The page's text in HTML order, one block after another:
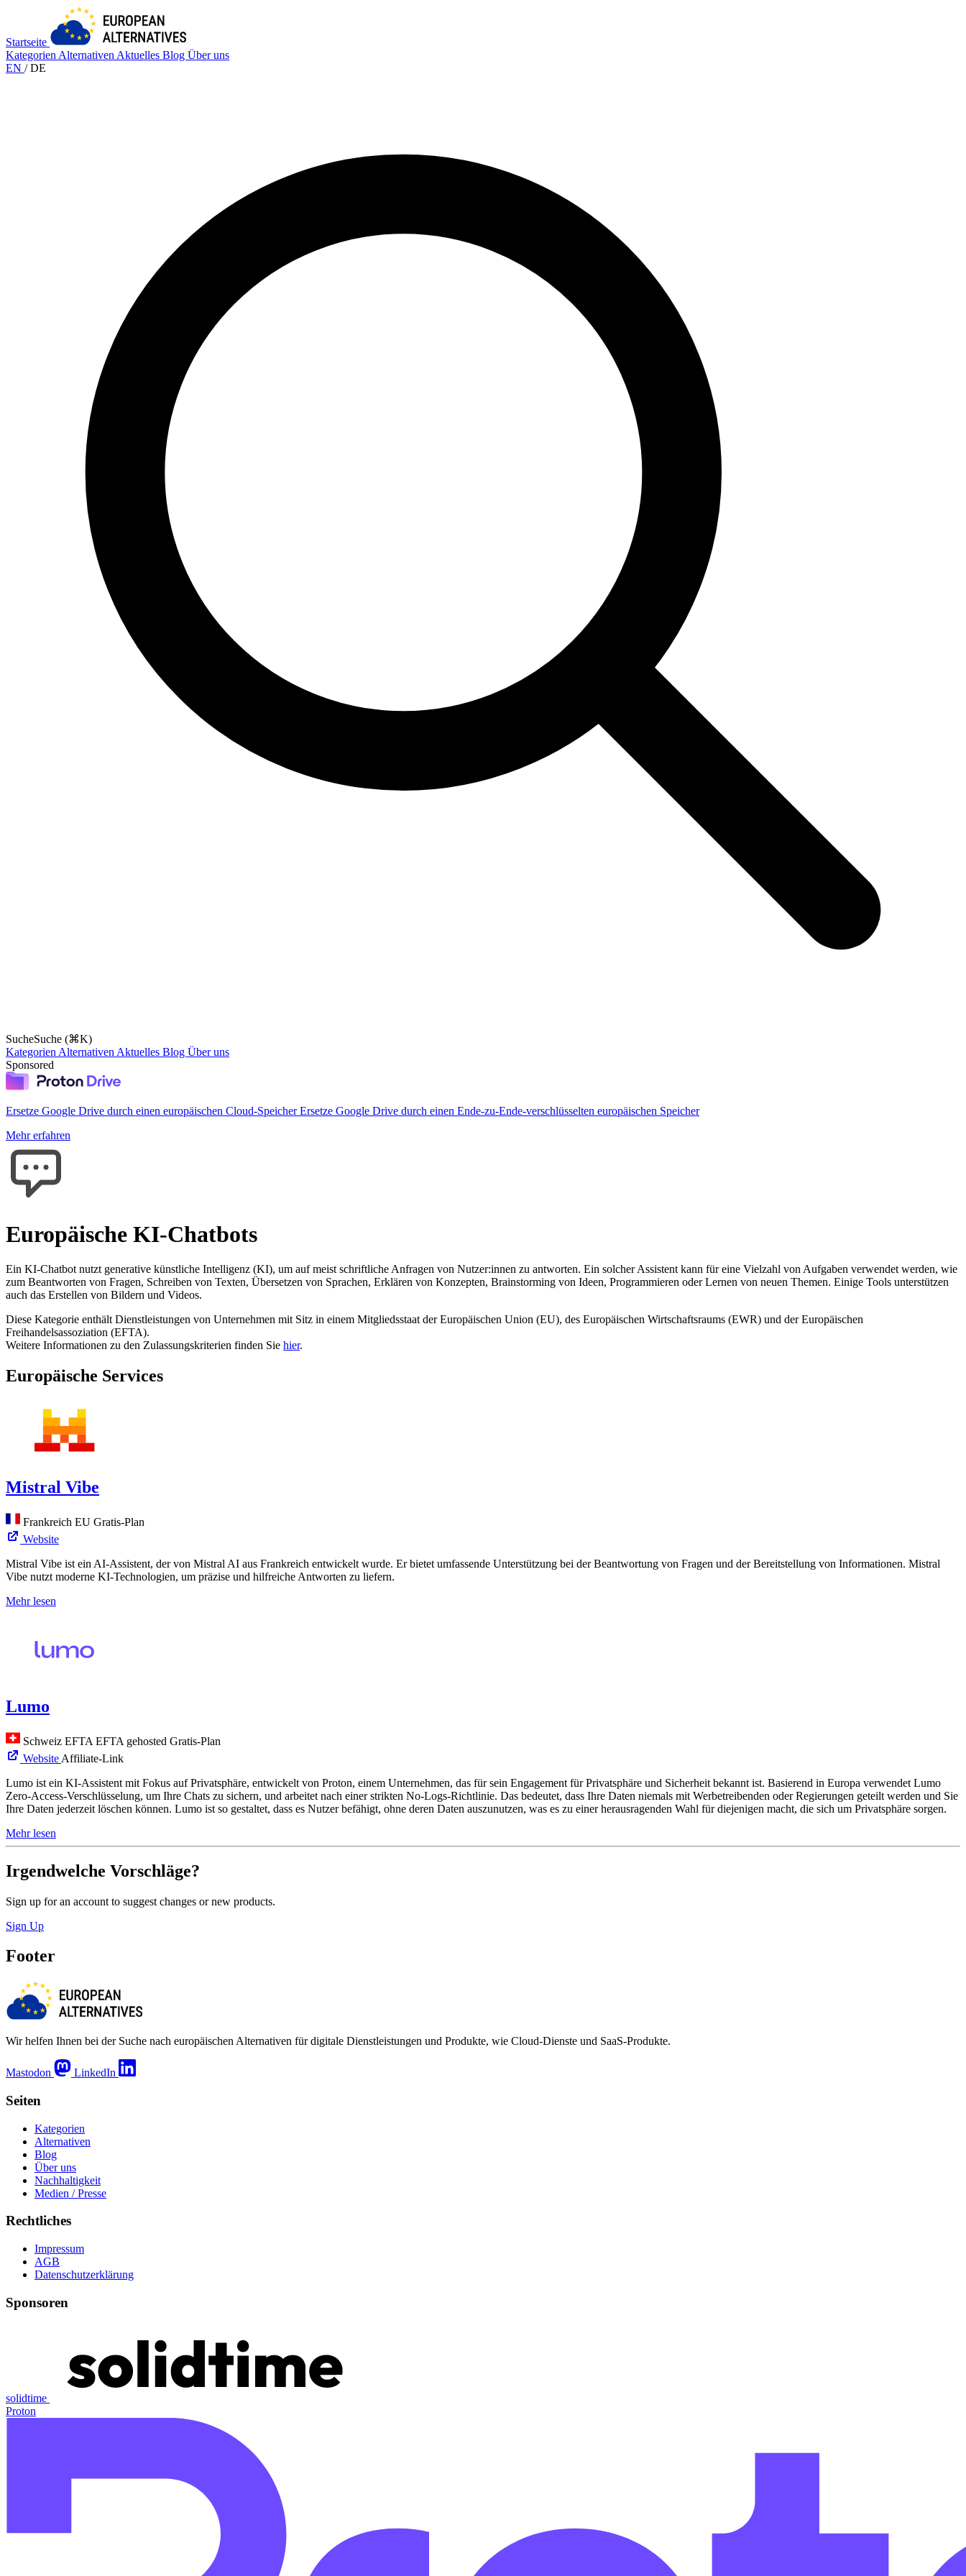
Startseite
Kategorien Alternativen Aktuelles Blog Über uns
EN / DE
SucheSuche (⌘K)
Kategorien Alternativen Aktuelles Blog Über uns
Sponsored
Ersetze Google Drive durch einen europäischen Cloud-Speicher Ersetze Google Drive durch einen Ende-zu-Ende-verschlüsselten europäischen Speicher
Mehr erfahren
Europäische KI-Chatbots
Ein KI-Chatbot nutzt generative künstliche Intelligenz (KI), um auf meist schriftliche Anfragen von Nutzer:innen zu antworten. Ein solcher Assistent kann für eine Vielzahl von Aufgaben verwendet werden, wie
zum Beantworten von Fragen, Schreiben von Texten, Übersetzen von Sprachen, Erklären von Konzepten, Brainstorming von Ideen, Programmieren oder Lernen von neuen Themen. Einige Tools unterstützen
auch das Erstellen von Bildern und Videos.
Diese Kategorie enthält Dienstleistungen von Unternehmen mit Sitz in einem Mitgliedsstaat der Europäischen Union (EU), des Europäischen Wirtschaftsraums (EWR) und der Europäischen
Freihandelsassoziation (EFTA).
Weitere Informationen zu den Zulassungskriterien finden Sie hier.
Europäische Services
Mistral Vibe
Frankreich EU Gratis-Plan
Website
Mistral Vibe ist ein AI-Assistent, der von Mistral AI aus Frankreich entwickelt wurde. Er bietet umfassende Unterstützung bei der Beantwortung von Fragen und der Bereitstellung von Informationen. Mistral
Vibe nutzt moderne KI-Technologien, um präzise und hilfreiche Antworten zu liefern.
Mehr lesen
Lumo
Schweiz EFTA EFTA gehosted Gratis-Plan
Website Affiliate-Link
Lumo ist ein KI-Assistent mit Fokus auf Privatsphäre, entwickelt von Proton, einem Unternehmen, das für sein Engagement für Privatsphäre und Sicherheit bekannt ist. Basierend in Europa verwendet Lumo
Zero-Access-Verschlüsselung, um Ihre Chats zu sichern, und arbeitet nach einer strikten No-Logs-Richtlinie. Das bedeutet, dass Ihre Daten niemals mit Werbetreibenden oder Regierungen geteilt werden und Sie
Ihre Daten jederzeit löschen können. Lumo ist so gestaltet, dass es Nutzer befähigt, ohne deren Daten auszunutzen, was es zu einer herausragenden Wahl für diejenigen macht, die sich um Privatsphäre sorgen.
Mehr lesen
Irgendwelche Vorschläge?
Sign up for an account to suggest changes or new products.
Sign Up
Footer
Wir helfen Ihnen bei der Suche nach europäischen Alternativen für digitale Dienstleistungen und Produkte, wie Cloud-Dienste und SaaS-Produkte.
Mastodon LinkedIn
Seiten
Kategorien
Alternativen
Blog
Über uns
Nachhaltigkeit
Medien / Presse
Rechtliches
Impressum
AGB
Datenschutzerklärung
Sponsoren
solidtime
Proton